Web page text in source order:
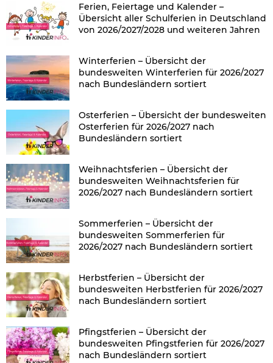
Ferien, Feiertage und Kalender –
Übersicht aller Schulferien in Deutschland
von 2026/2027/2028 und weiteren Jahren
Winterferien – Übersicht der
bundesweiten Winterferien für 2026/2027
nach Bundesländern sortiert
Osterferien – Übersicht der bundesweiten
Osterferien für 2026/2027 nach
Bundesländern sortiert
Weihnachtsferien – Übersicht der
bundesweiten Weihnachtsferien für
2026/2027 nach Bundesländern sortiert
Sommerferien – Übersicht der
bundesweiten Sommerferien für
2026/2027 nach Bundesländern sortiert
Herbstferien – Übersicht der
bundesweiten Herbstferien für 2026/2027
nach Bundesländern sortiert
Pfingstferien – Übersicht der
bundesweiten Pfingstferien für 2026/2027
nach Bundesländern sortiert